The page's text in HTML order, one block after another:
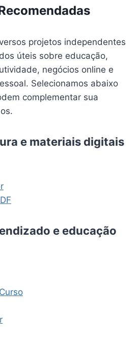
projetos independentes
úteis sobre educação,
negócios online e
Selecionamos abaixo
complementar sua
e materiais digitais
e educação